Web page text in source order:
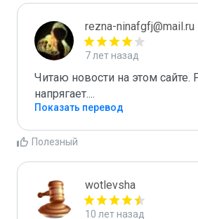
rezna-ninafgfj@mail.ru
7 лет назад
Читаю новости на этом сайте.
напрягает....
Показать перевод
Полезный
wotlevsha
10 лет назад